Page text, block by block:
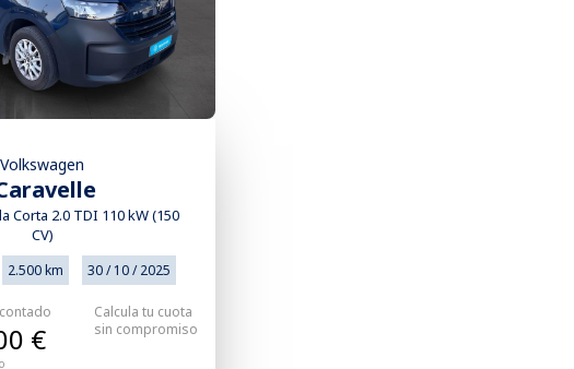
Volkswagen
Corta 2.0 TDI 110 kW (150
CV)
2.500 km 30 / 10 / 2025
€
Calcula tu cuota
sin compromiso